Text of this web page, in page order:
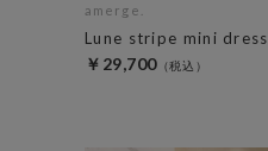
amerge.
Lune stripe mini dress
￥29,700